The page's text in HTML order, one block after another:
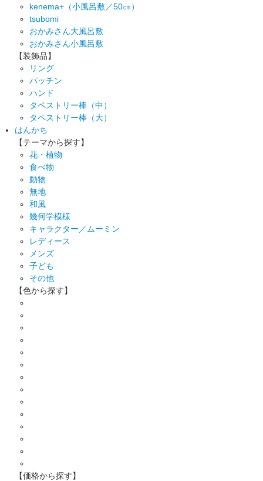
kenema+（小風呂敷／50㎝）
tsubomi
おかみさん大風呂敷
おかみさん小風呂敷
【装飾品】
リング
パッチン
ハンド
タペストリー棒（中）
タペストリー棒（大）
はんかち
【テーマから探す】
花・植物
食べ物
動物
無地
和風
幾何学模様
キャラクター／ムーミン
レディース
メンズ
子ども
その他
【色から探す】
【価格から探す】